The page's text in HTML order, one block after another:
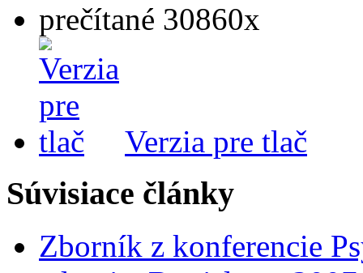
prečítané 30860x
Verzia pre tlač
Súvisiace články
Zborník z konferencie